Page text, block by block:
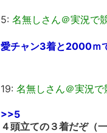
5: 名無しさん＠実況で
愛チャン3着と2000ｍ
19: 名無しさん＠実況で
>>5
４頭立ての３着だぞ（